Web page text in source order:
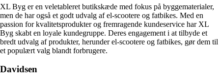
XL Byg er en veletableret butikskæde med fokus på byggematerialer,
men de har også et godt udvalg af el-scootere og fatbikes. Med en
passion for kvalitetsprodukter og fremragende kundeservice har XL
Byg skabt en loyale kundegruppe. Deres engagement i at tilbyde et
bredt udvalg af produkter, herunder el-scootere og fatbikes, gør dem til
et populært valg blandt forbrugere.
Davidsen